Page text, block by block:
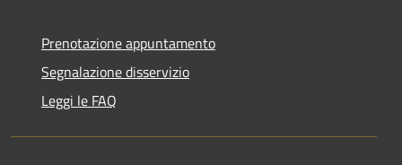
Prenotazione appuntamento
Segnalazione disservizio
Leggi le FAQ